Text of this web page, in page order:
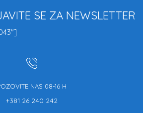
SE ZA NEWSLETTER
NAS 08-16 H
+381 26 240 242